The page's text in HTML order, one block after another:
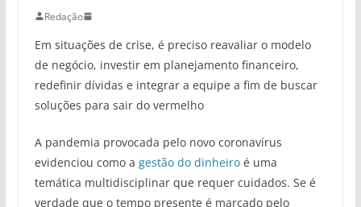
Redação
Em situações de crise, é preciso reavaliar o modelo
de negócio, investir em planejamento financeiro,
redefinir dívidas e integrar a equipe a fim de buscar
soluções para sair do vermelho
A pandemia provocada pelo novo coronavírus
evidenciou como a gestão do dinheiroé uma
temática multidisciplinar que requer cuidados. Se é
verdade que o tempo presente é marcado pelo